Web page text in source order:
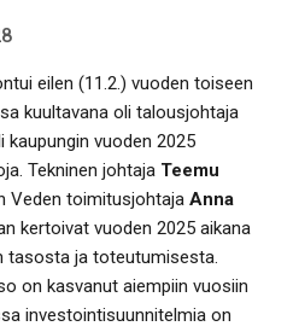
eilen (11.2.) vuoden toiseen
kuultavana oli talousjohtaja
kaupungin vuoden 2025
Tekninen johtaja Teemu
Veden toimitusjohtaja Anna
kertoivat vuoden 2025 aikana
tasosta ja toteutumisesta.
on kasvanut aiempiin vuosiin
investointisuunnitelmia on